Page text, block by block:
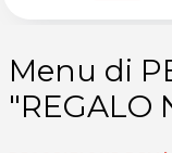
Menu di
"REGALO